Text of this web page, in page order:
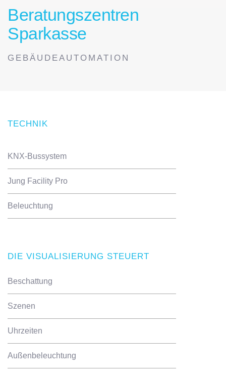
Beratungszentren
Sparkasse
GEBÄUDEAUTOMATION
TECHNIK
KNX-Bussystem
Jung Facility Pro
Beleuchtung
DIE VISUALISIERUNG STEUERT
Beschattung
Szenen
Uhrzeiten
Außenbeleuchtung